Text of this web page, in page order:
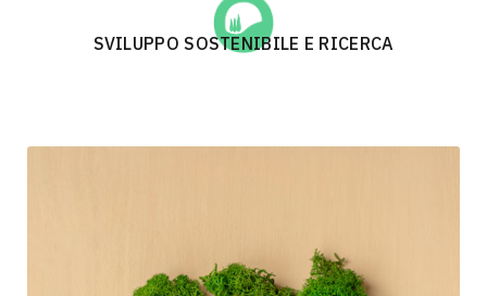
SVILUPPO SOSTENIBILE E RICERCA